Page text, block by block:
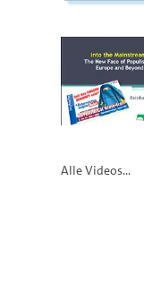
Alle Videos...